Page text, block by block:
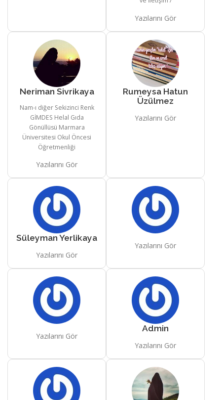
Yazılarını Gör
Neriman Sivrikaya
Nam-ı diğer Sekizinci Renk
GİMDES Helal Gıda
Gönüllüsü Marmara
Üniversitesi Okul Öncesi
Öğretmenliği
Yazılarını Gör
Rumeysa Hatun
Üzülmez
Yazılarını Gör
Süleyman Yerlikaya
Yazılarını Gör
Yazılarını Gör
Yazılarını Gör
Admin
Yazılarını Gör